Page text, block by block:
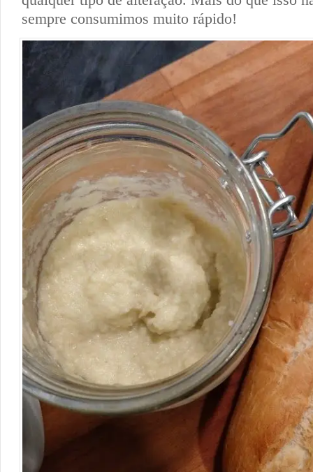
sempre consumimos muito rápido!